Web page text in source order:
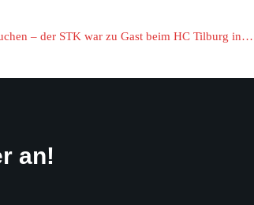
– der STK war zu Gast beim HC Tilburg in…
an!